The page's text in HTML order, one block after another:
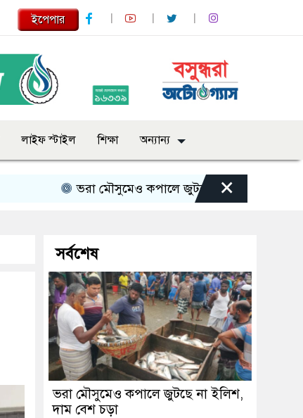
ইপেপার
লাইফ স্টাইল শিক্ষা অন্যান্য
ভরা মৌসুমেও কপালে জুটছে না ইলিশ, দাম বেশ চড়া
×
সর্বশেষ
ভরা মৌসুমেও কপালে জুটছে না ইলিশ,
দাম বেশ চড়া